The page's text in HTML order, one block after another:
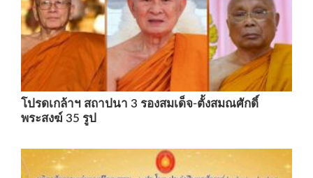
โปรดเกล้าฯ สถาปนา 3 รองสมเด็จ-ตั้งสมณศักดิ์
พระสงฆ์ 35 รูป